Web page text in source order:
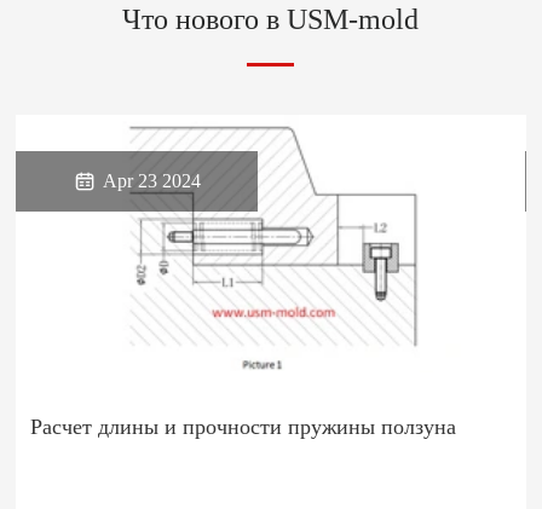
Что нового в USM-mold
 Apr 23 2024
Расчет длины и прочности пружины ползуна